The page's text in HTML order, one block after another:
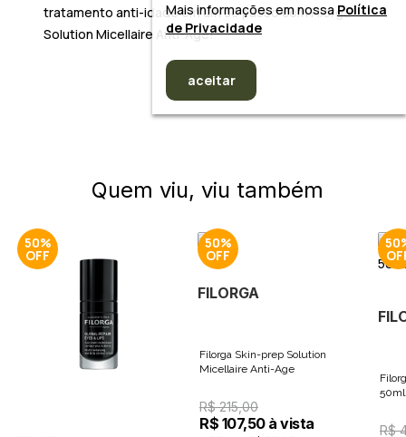
tratamento anti-idadeem um só passo comFilorga
Solution Micellaire Anti-Age!
Quem viu, viu também
50% 50%
FILORGA
Filorga Skin-prep Solution
Micellaire Anti-Age
R$ 215,00
R$ 107,50 à vista
50ml
R$
Mais informações em nossaPolítica
de Privacidade
aceitar